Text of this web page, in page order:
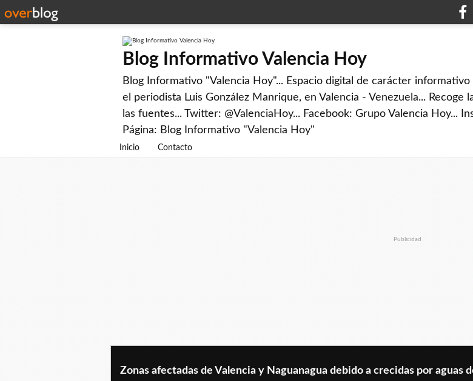
Blog Informativo Valencia Hoy
Blog Informativo "Valencia Hoy"... Espacio digital de carácter
el periodista Luis González Manrique, en Valencia - Venezuela... Recoge
las fuentes... Twitter: @ValenciaHoy... Facebook: Grupo Valencia Hoy...
Página: Blog Informativo "Valencia Hoy"
Inicio Contacto
Publicidad
Zonas afectadas de Valencia y Naguanagua debido a crecidas por aguas